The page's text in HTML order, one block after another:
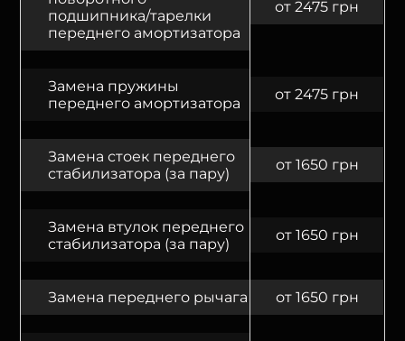
подшипника/тарелки
переднего амортизатора
от 2475 грн
Замена пружины
переднего амортизатора
от 2475 грн
Замена стоек переднего
стабилизатора (за пару)
от 1650 грн
Замена втулок переднего
стабилизатора (за пару)
от 1650 грн
Замена переднего рычага от 1650 грн